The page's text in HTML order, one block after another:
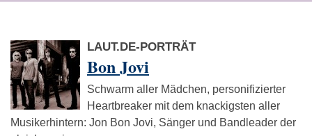
LAUT.DE-PORTRÄT
Bon Jovi
Schwarm aller Mädchen, personifizierter
Heartbreaker mit dem knackigsten aller
Musikerhintern: Jon Bon Jovi, Sänger und Bandleader der